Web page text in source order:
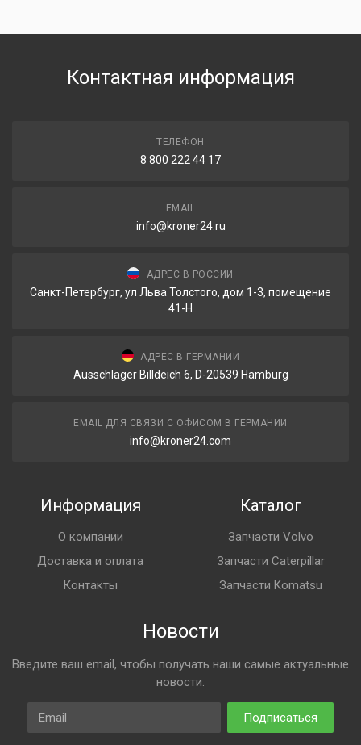
Контактная информация
ТЕЛЕФОН
8 800 222 44 17
EMAIL
info@kroner24.ru
АДРЕС В РОССИИ
Санкт-Петербург, ул Льва Толстого, дом 1-3, помещение
41-Н
АДРЕС В ГЕРМАНИИ
Ausschläger Billdeich 6, D-20539 Hamburg
EMAIL ДЛЯ СВЯЗИ С ОФИСОМ В ГЕРМАНИИ
info@kroner24.com
Информация
О компании
Доставка и оплата
Контакты
Каталог
Запчасти Volvo
Запчасти Caterpillar
Запчасти Komatsu
Новости
Введите ваш email, чтобы получать наши самые актуальные
новости.
Email
Подписаться